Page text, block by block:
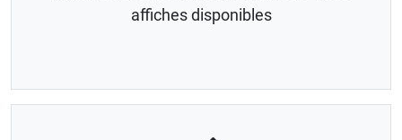
affiches disponibles